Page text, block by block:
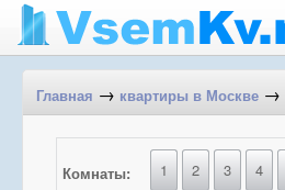
Главная → квартиры в Москве →
Комнаты: 1 2 3 4